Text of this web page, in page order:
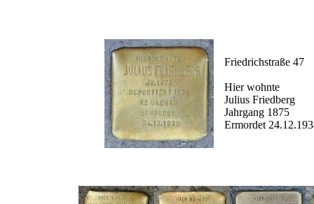
Friedrichstraße 47
Hier wohnte
Julius Friedberg
Jahrgang 1875
Ermordet